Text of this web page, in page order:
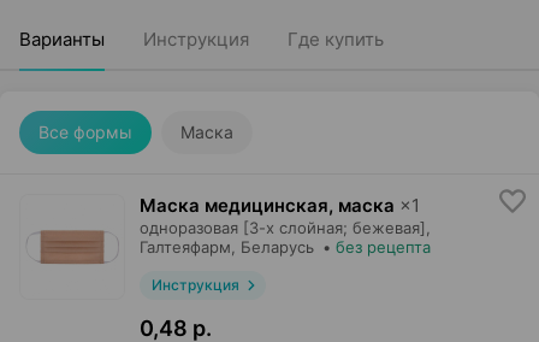
Варианты Инструкция Где купить
Все формы Маска
Маска медицинская, маска ×1
одноразовая [3-х слойная; бежевая],
Галтеяфарм , Беларусь • без рецепта
Инструкция
0,48 р.